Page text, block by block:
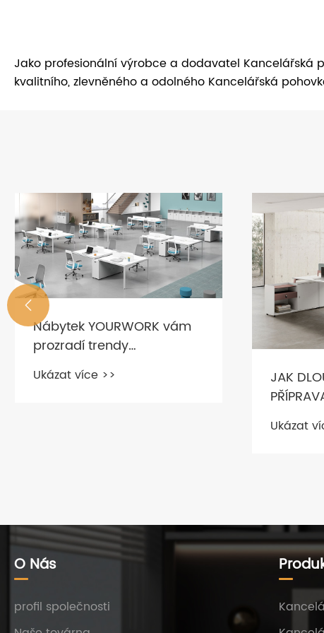
Jako profesionální výrobce a dodavatel Kancelářská
kvalitního, zlevněného a odolného Kancelářská
JAK DLOUHO TRVÁ
K čemu

O Nás
profil společnosti